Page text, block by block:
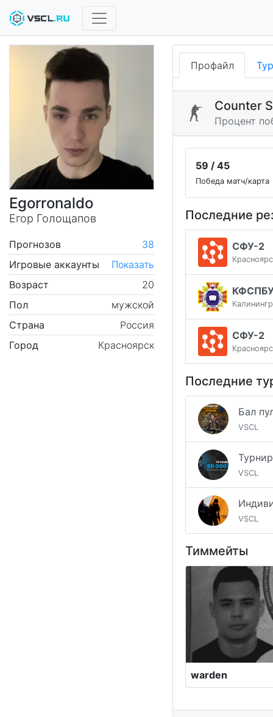
Egorronaldo
Егор Голощапов
Прогнозов
38
Игровые аккаунты
Показать
Возраст
20
Пол
мужской
Страна
Россия
Город
Красноярск
Профайл
Counter
Процент
59 / 45
Победа матч/карта
Последние
СФУ-2
СФУ-2
Последние
Бал
VSCL
VSCL
VSCL
Тиммейты
warden